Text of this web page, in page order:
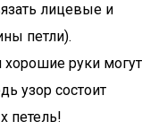
лицевые и
петли).
хорошие руки могут
узор состоит
петель!